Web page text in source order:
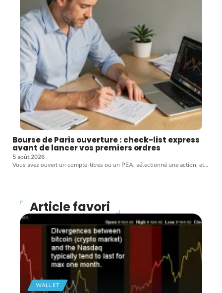
Bourse de Paris ouverture : check-list express
avant de lancer vos premiers ordres
5 août 2026
Vous avez ouvert un compte-titres ou un PEA, sélectionné une action, et…
Article favori
WALLET